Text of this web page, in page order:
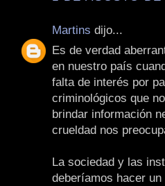
Martins dijo...
Es de verdad
en nuestro país
falta de interés por
criminológicos que
brindar información
crueldad nos
La sociedad y las
deberíamos hacer